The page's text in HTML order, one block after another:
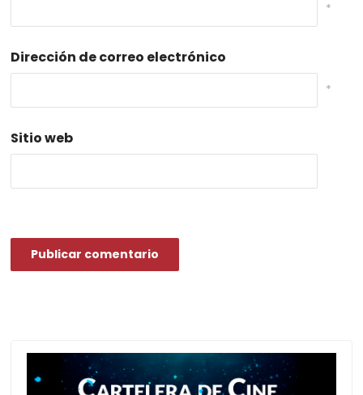
*
Dirección de correo electrónico
*
Sitio web